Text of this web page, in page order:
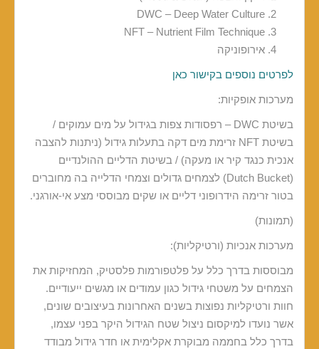
DWC – Deep Water Culture
NFT – Nutrient Film Technique
אירופוניקה
לפרטים נוספים בקישור כאן
מערכות אופקיות:
בשיטת DWC – רפסודות צפות בגידול על מים עמוקים /
בשיטת NFT זרימת מים דקה בתעלות גידול (ניתנות להצבה
אנכית כנגד קיר או מעקה) / בשיטת הדליים ההולנדיים
(Dutch Bucket) לצמחים גדולים וצמחי הדלייה בה מחוברים
בטור זרימה הידרופוני דליים או שקים מבוססי מצע אי-אורגני.
(תמונות)
מערכות אנכיות (ורטיקליות):
מבוססות בדרך כלל על פלטפורמות פלסטיק, המחזיקות את
הצמחים על משטחי גידול כגון עמודים או מגשים ייעודיים.
חוות ורטיקליות נפוצות בשנים האחרונות בעיצובים שונים,
אשר נועדו למיקסום ניצול שטח הגידול היקר בפני עצמו,
בדרך כלל בחממה מבוקרת אקלימית או חדר גידול מבודד